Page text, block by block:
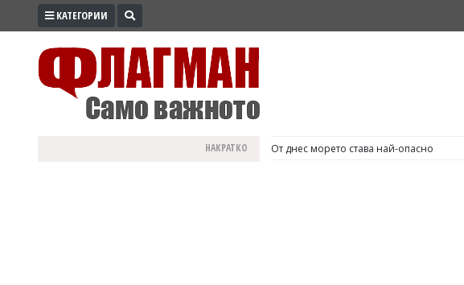
ПРОМО
КАТЕГОРИИ
НАКРАТКО България е №1 в ЕС по пушене на цигари